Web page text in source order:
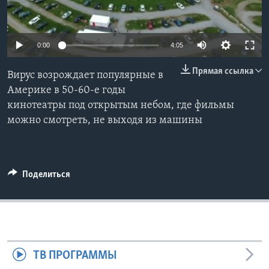
Learning English
Языки
0:00 4:05
Прямая ссылка
Вирус возрождает популярные в
Америке в 50-60-е годы
кинотеатры под открытым небом, где фильмы
можно смотреть, не выходя из машины
Поделиться
ТВ ПРОГРАММЫ